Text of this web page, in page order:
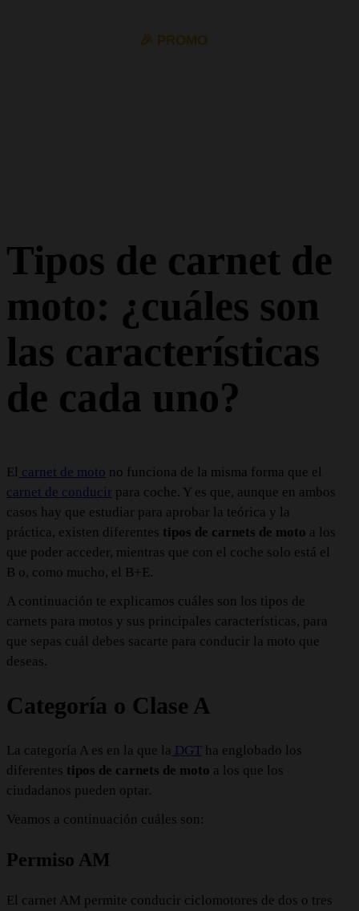
🎉 PROMO
Tipos de carnet de
moto: ¿cuáles son
las características
de cada uno?
El carnet de moto no funciona de la misma forma que el
carnet de conducir para coche. Y es que, aunque en ambos
casos hay que estudiar para aprobar la teórica y la
práctica, existen diferentes tipos de carnets de moto a los
que poder acceder, mientras que con el coche solo está el
B o, como mucho, el B+E.
A continuación te explicamos cuáles son los tipos de
carnets para motos y sus principales características, para
que sepas cuál debes sacarte para conducir la moto que
deseas.
Categoría o Clase A
La categoría A es en la que la DGT ha englobado los
diferentes tipos de carnets de moto a los que los
ciudadanos pueden optar.
Veamos a continuación cuáles son:
Permiso AM
El carnet AM permite conducir ciclomotores de dos o tres